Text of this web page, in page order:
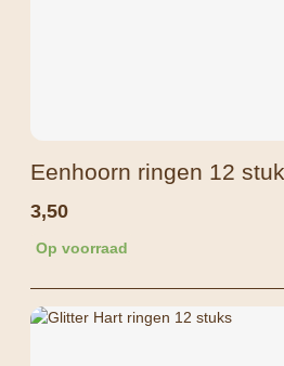
Eenhoorn ringen 12
3,50
Op voorraad